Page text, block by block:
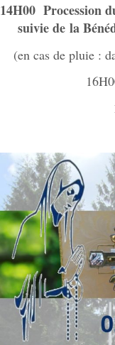
14H00 Procession
suivie de la
(en cas de pluie :